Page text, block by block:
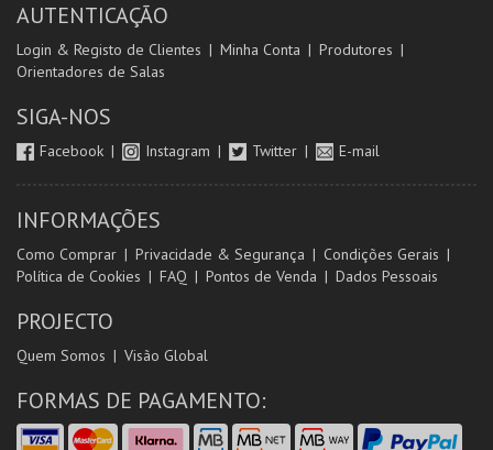
AUTENTICAÇÃO
Login & Registo de Clientes Minha Conta
Produtores
Orientadores de Salas
SIGA-NOS
Facebook Instagram Twitter E-mail
INFORMAÇÕES
Como Comprar Privacidade & Segurança
Condições Gerais
Política de Cookies
FAQ Pontos de Venda Dados Pessoais
PROJECTO
Quem Somos Visão Global
FORMAS DE PAGAMENTO: